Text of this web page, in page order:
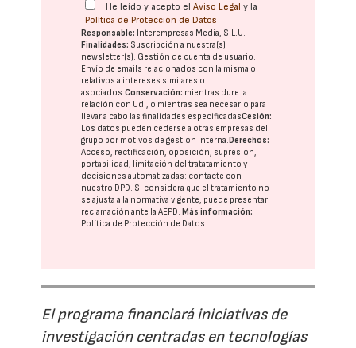
He leído y acepto elAviso Legal y la
Política de Protección de Datos
Responsable: Interempresas Media, S.L.U.
Finalidades: Suscripción a nuestra(s)
newsletter(s). Gestión de cuenta de usuario.
Envío de emails relacionados con la misma o
relativos a intereses similares o
asociados.Conservación: mientras dure la
relación con Ud., o mientras sea necesario para
llevar a cabo las finalidades especificadasCesión:
Los datos pueden cederse a otras empresas del
grupo por motivos de gestión interna. Derechos:
Acceso, rectificación, oposición, supresión,
portabilidad, limitación del tratatamiento y
decisiones automatizadas: contacte con
nuestro DPD. Si considera que el tratamiento no
se ajusta a la normativa vigente, puede presentar
reclamación ante laAEPD. Más información:
Política de Protección de Datos
El programa financiará iniciativas de
investigación centradas en tecnologías